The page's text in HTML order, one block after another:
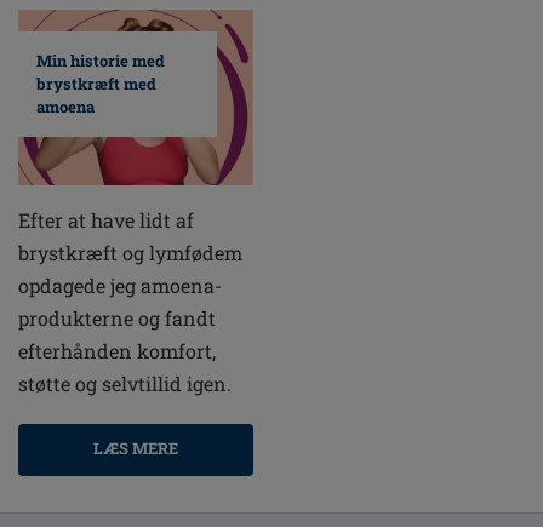
Min historie med
brystkræft med
amoena
Efter at have lidt af
brystkræft og lymfødem
opdagede jeg amoena-
produkterne og fandt
efterhånden komfort,
støtte og selvtillid igen.
LÆS MERE